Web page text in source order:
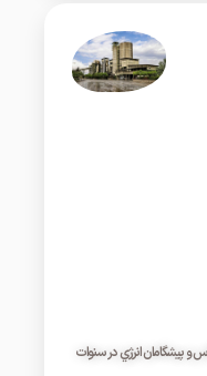
و پيشگامان انرژي در سنوات